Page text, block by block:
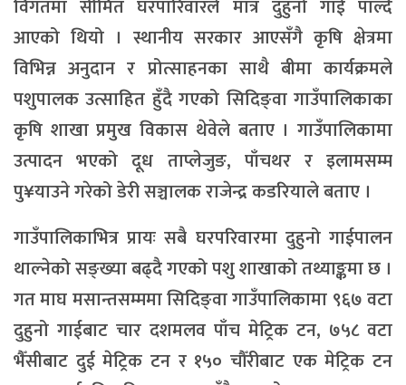
विगतमा सीमित घरपारिवारले मात्र दुहुनो गाई पाल्दै
आएको थियो । स्थानीय सरकार आएसँगै कृषि क्षेत्रमा
विभिन्न अनुदान र प्रोत्साहनका साथै बीमा कार्यक्रमले
पशुपालक उत्साहित हुँदै गएको सिदिङ्वा गाउँपालिकाका
कृषि शाखा प्रमुख विकास थेवेले बताए । गाउँपालिकामा
उत्पादन भएको दूध ताप्लेजुङ, पाँचथर र इलामसम्म
पु¥याउने गरेको डेरी सञ्चालक राजेन्द्र कडरियाले बताए ।
गाउँपालिकाभित्र प्रायः सबै घरपरिवारमा दुहुनो गाईपालन
थाल्नेको सङ्ख्या बढ्दै गएको पशु शाखाको तथ्याङ्कमा छ ।
गत माघ मसान्तसम्ममा सिदिङ्वा गाउँपालिकामा ९६७ वटा
दुहुनो गाईबाट चार दशमलव पाँच मेट्रिक टन, ७५८ वटा
भैँसीबाट दुई मेट्रिक टन र १५० चौँरीबाट एक मेट्रिक टन